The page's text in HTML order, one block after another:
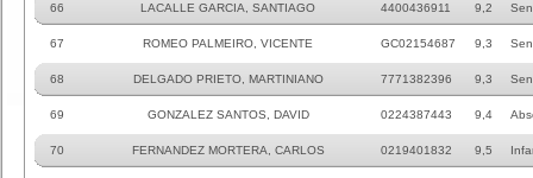
66 LACALLE GARCIA, SANTIAGO 4400436911 9,2
67 ROMEO PALMEIRO, VICENTE GC02154687 9,3
68 DELGADO PRIETO, MARTINIANO 7771382396 9,3
69 GONZALEZ SANTOS, DAVID 0224387443 9,4
70 FERNANDEZ MORTERA, CARLOS 0219401832 9,5